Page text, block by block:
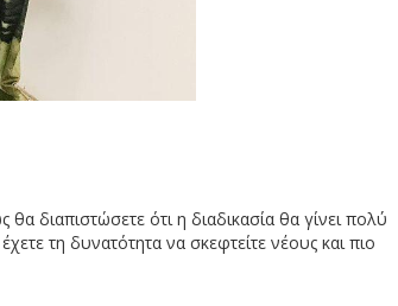
διαπιστώσετε ότι η διαδικασία θα γίνει πολύ
τη δυνατότητα να σκεφτείτε νέους και πιο